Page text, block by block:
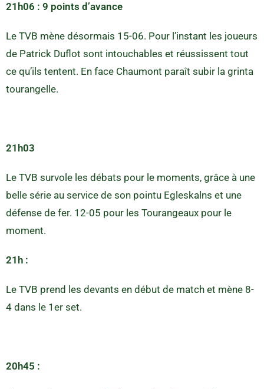
21h06 : 9 points d’avance
Le TVB mène désormais 15-06. Pour l’instant les joueurs
de Patrick Duflot sont intouchables et réussissent tout
ce qu’ils tentent. En face Chaumont paraît subir la grinta
tourangelle.
21h03
Le TVB survole les débats pour le moments, grâce à une
belle série au service de son pointu Egleskalns et une
défense de fer. 12-05 pour les Tourangeaux pour le
moment.
21h :
Le TVB prend les devants en début de match et mène 8-
4 dans le 1er set.
20h45 :